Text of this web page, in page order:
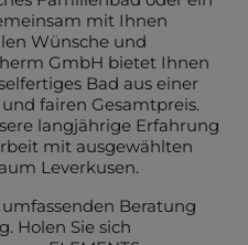
mit Ihnen
Wünsche und
GmbH bietet Ihnen
Bad aus einer
fairen Gesamtpreis.
langjährige Erfahrung
mit ausgewählten
Leverkusen.
Beratung
Holen Sie sich